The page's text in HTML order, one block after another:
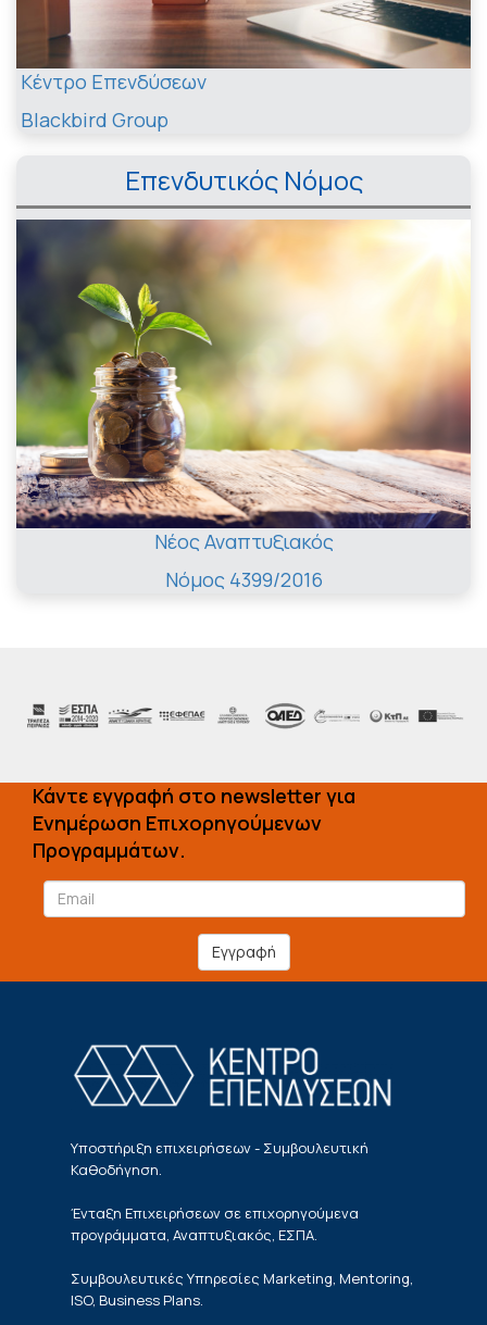
Κέντρο Επενδύσεων
Blackbird Group
Επενδυτικός Νόμος
Νέος Αναπτυξιακός
Νόμος 4399/2016
Κάντε εγγραφή στο newsletter για
Ενημέρωση Επιχορηγούμενων
Προγραμμάτων.
Εγγραφή
Υποστήριξη επιχειρήσεων - Συμβουλευτική
Καθοδήγηση.
Ένταξη Επιχειρήσεων σε επιχορηγούμενα
προγράμματα, Αναπτυξιακός, ΕΣΠΑ.
Συμβουλευτικές Υπηρεσίες Marketing, Mentoring,
ISO, Business Plans.